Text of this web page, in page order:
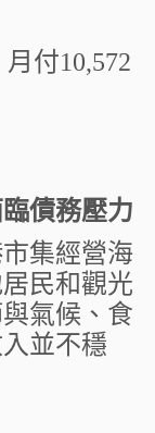
付10,572
債務壓力
集經營海
民和觀光
氣候、食
並不穩